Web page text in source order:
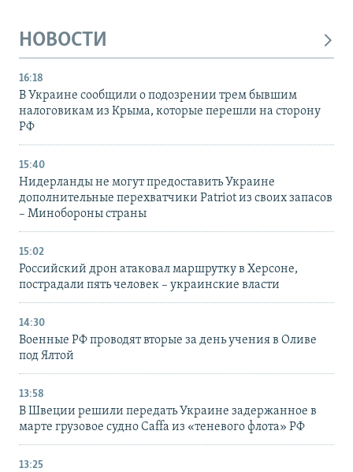
НОВОСТИ
16:18
В Украине сообщили о подозрении трем бывшим
налоговикам из Крыма, которые перешли на сторону
РФ
15:40
Нидерланды не могут предоставить Украине
дополнительные перехватчики Patriot из своих запасов
– Минобороны страны
15:02
Российский дрон атаковал маршрутку в Херсоне,
пострадали пять человек – украинские власти
14:30
Военные РФ проводят вторые за день учения в Оливе
под Ялтой
13:58
В Швеции решили передать Украине задержанное в
марте грузовое судно Caffa из «теневого флота» РФ
13:25